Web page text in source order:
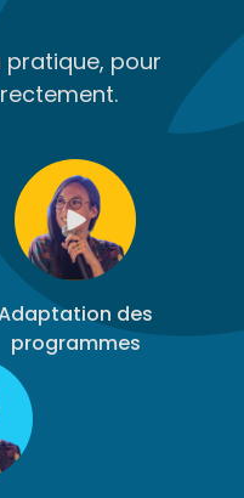
pour
des
programmes